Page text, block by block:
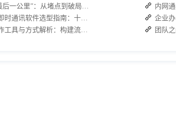
企业